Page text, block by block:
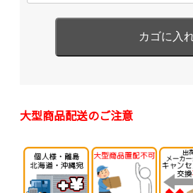
大型商品配送のご注意